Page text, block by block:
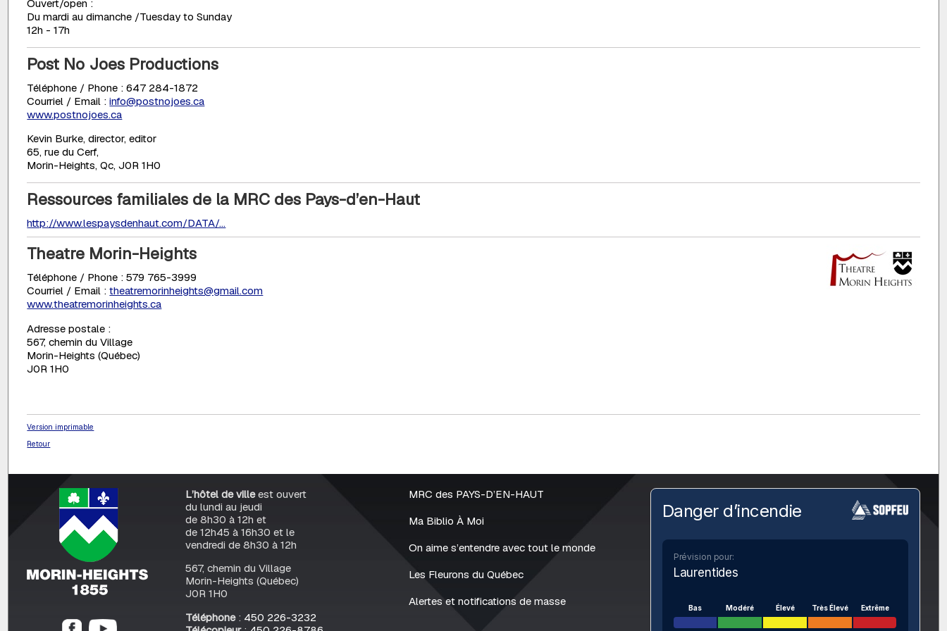
Ouvert/open :
Du mardi au dimanche /Tuesday to Sunday
12h - 17h
Post No Joes Productions
Téléphone / Phone : 647 284-1872
Courriel / Email :info@postnojoes.ca
www.postnojoes.ca
Kevin Burke, director, editor
65, rue du Cerf,
Morin-Heights, Qc, J0R 1H0
Ressources familiales de la MRC des Pays-d’en-Haut
http://www.lespaysdenhaut.com/DATA/...
Theatre Morin-Heights
Téléphone / Phone : 579 765-3999
Courriel / Email :theatremorinheights@gmail.com
www.theatremorinheights.ca
Adresse postale :
567, chemin du Village
Morin-Heights (Québec)
J0R 1H0
Version imprimable
Retour
L’hôtel de villeest ouvert
du lundi au jeudi
de 8h30 à 12h et
de 12h45 à 16h30 et le
vendredi de 8h30 à 12h
567, chemin du Village
Morin-Heights (Québec)
J0R 1H0
Téléphone: 450 226-3232
MRC des PAYS-D’EN-HAUT
Ma Biblio À Moi
On aime s’entendre avec tout le monde
Les Fleurons du Québec
Alertes et notifications de masse
Danger d’incendie
Prévision pour:
Laurentides
Bas Modéré Élevé Très Élevé Extrême